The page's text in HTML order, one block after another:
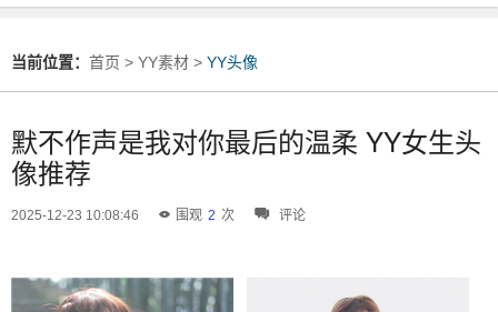
当前位置： 首页 > YY素材 > YY头像
默不作声是我对你最后的温柔 YY女生头
像推荐
2025-12-23 10:08:46 围观 2 次 评论